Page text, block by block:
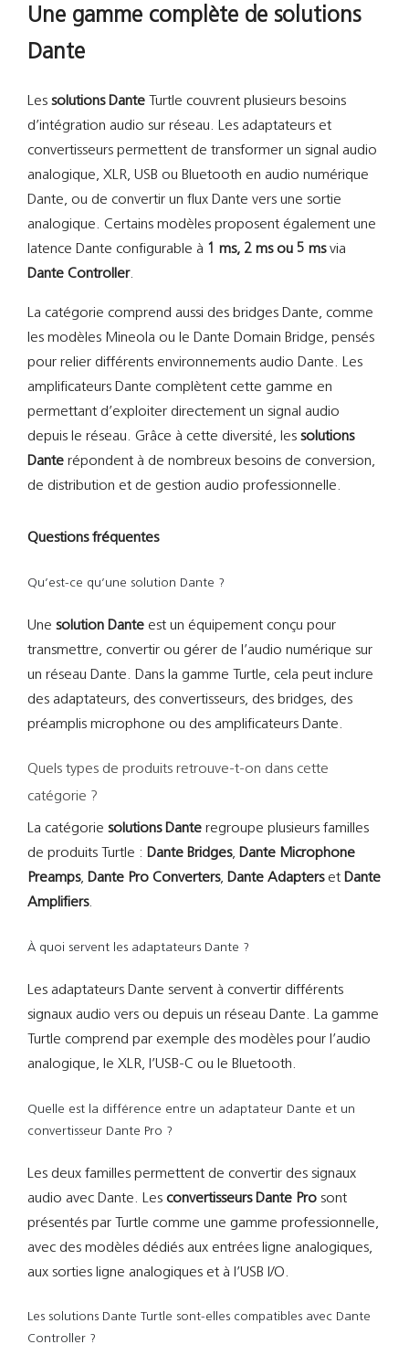
Une gamme complète de solutions
Dante
Les solutions Dante Turtle couvrent plusieurs besoins
d’intégration audio sur réseau. Les adaptateurs et
convertisseurs permettent de transformer un signal audio
analogique, XLR, USB ou Bluetooth en audio numérique
Dante, ou de convertir un flux Dante vers une sortie
analogique. Certains modèles proposent également une
latence Dante configurable à 1 ms, 2 ms ou 5 msvia
Dante Controller.
La catégorie comprend aussi des bridges Dante, comme
les modèles Mineola ou le Dante Domain Bridge, pensés
pour relier différents environnements audio Dante. Les
amplificateurs Dante complètent cette gamme en
permettant d’exploiter directement un signal audio
depuis le réseau. Grâce à cette diversité, les solutions
Dante répondent à de nombreux besoins de conversion,
de distribution et de gestion audio professionnelle.
Questions fréquentes
Qu’est-ce qu’une solution Dante ?
Une solution Dante est un équipement conçu pour
transmettre, convertir ou gérer de l’audio numérique sur
un réseau Dante. Dans la gamme Turtle, cela peut inclure
des adaptateurs, des convertisseurs, des bridges, des
préamplis microphone ou des amplificateurs Dante.
Quels types de produits retrouve-t-on dans cette
catégorie ?
La catégorie solutions Dante regroupe plusieurs familles
de produits Turtle : Dante Bridges, Dante Microphone
Preamps, Dante Pro Converters, Dante Adapterset Dante
Amplifiers.
À quoi servent les adaptateurs Dante ?
Les adaptateurs Dante servent à convertir différents
signaux audio vers ou depuis un réseau Dante. La gamme
Turtle comprend par exemple des modèles pour l’audio
analogique, le XLR, l’USB-C ou le Bluetooth.
Quelle est la différence entre un adaptateur Dante et un
convertisseur Dante Pro ?
Les deux familles permettent de convertir des signaux
audio avec Dante. Les convertisseurs Dante Pro sont
présentés par Turtle comme une gamme professionnelle,
avec des modèles dédiés aux entrées ligne analogiques,
aux sorties ligne analogiques et à l’USB I/O.
Les solutions Dante Turtle sont-elles compatibles avec Dante
Controller ?